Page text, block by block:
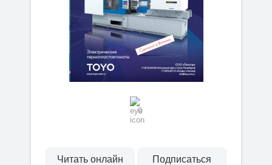
0
Читать онлайн Подписаться